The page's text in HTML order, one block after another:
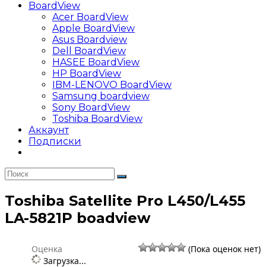
BoardView
Acer BoardView
Apple BoardView
Asus Boardview
Dell BoardView
HASEE BoardView
HP BoardView
IBM-LENOVO BoardView
Samsung boardview
Sony BoardView
Toshiba BoardView
Аккаунт
Подписки
Toshiba Satellite Pro L450/L455
LA-5821P boadview
Оценка
(Пока оценок нет)
Загрузка...